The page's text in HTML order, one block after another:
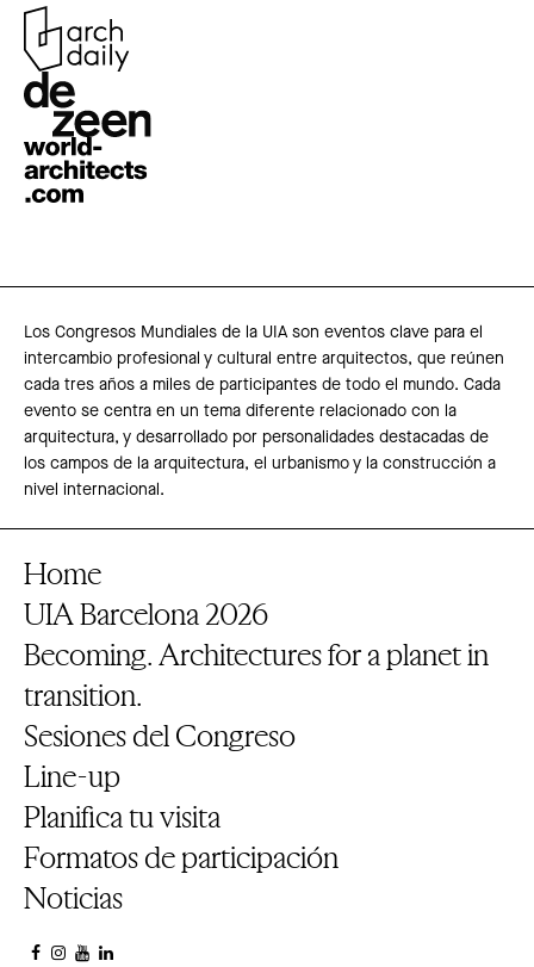
Los Congresos Mundiales de la UIA son eventos clave para el
intercambio profesional y cultural entre arquitectos, que reúnen
cada tres años a miles de participantes de todo el mundo. Cada
evento se centra en un tema diferente relacionado con la
arquitectura, y desarrollado por personalidades destacadas de
los campos de la arquitectura, el urbanismo y la construcción a
nivel internacional.
Home
UIA Barcelona 2026
Becoming. Architectures for a planet in
transition.
Sesiones del Congreso
Line-up
Planifica tu visita
Formatos de participación
Noticias